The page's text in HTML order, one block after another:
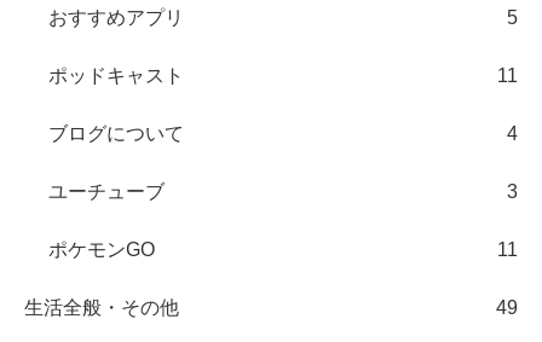
おすすめアプリ 5
ポッドキャスト 11
ブログについて 4
ユーチューブ 3
ポケモンGO 11
生活全般・その他 49